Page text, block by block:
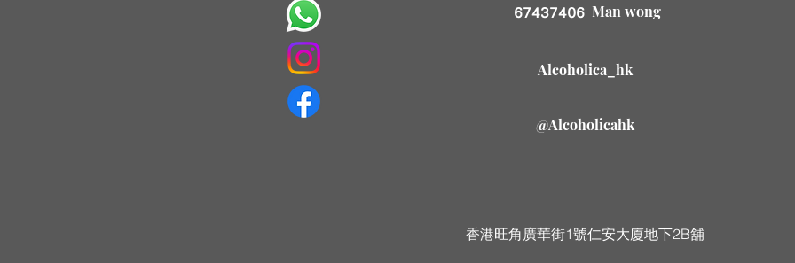
67437406 Man wong
Alcoholica_hk
@Alcoholicahk
香港旺角廣華街1號仁安大廈地下2B舖